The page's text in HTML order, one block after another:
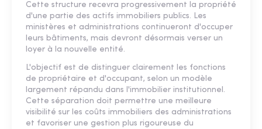
Cette structure recevra progressivement la propriété
d'une partie des actifs immobiliers publics. Les
ministères et administrations continueront d'occuper
leurs bâtiments, mais devront désormais verser un
loyer à la nouvelle entité.
L'objectif est de distinguer clairement les fonctions
de propriétaire et d'occupant, selon un modèle
largement répandu dans l'immobilier institutionnel.
Cette séparation doit permettre une meilleure
visibilité sur les coûts immobiliers des administrations
et favoriser une gestion plus rigoureuse du